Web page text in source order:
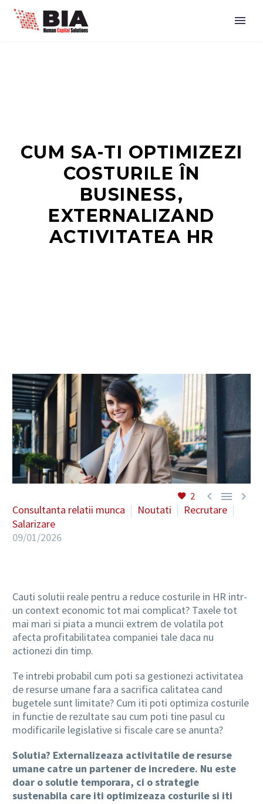
CUM SA-TI OPTIMIZEZI
COSTURILE ÎN
BUSINESS,
EXTERNALIZAND
ACTIVITATEA HR
2   
Consultanta relatii munca Noutati
Recrutare
Salarizare
09/01/2026
Cauti solutii reale pentru a reduce costurile in HR intr-
un context economic tot mai complicat? Taxele tot
mai mari si piata a muncii extrem de volatila pot
afecta profitabilitatea companiei tale daca nu
actionezi din timp.
Te intrebi probabil cum poti sa gestionezi activitatea
de resurse umane fara a sacrifica calitatea cand
bugetele sunt limitate? Cum iti poti optimiza costurile
in functie de rezultate sau cum poti tine pasul cu
modificarile legislative si fiscale care se anunta?
Solutia? Externalizeaza activitatile de resurse
umane catre un partener de incredere. Nu este
doar o solutie temporara, ci o strategie
sustenabila care iti optimizeaza costurile si iti